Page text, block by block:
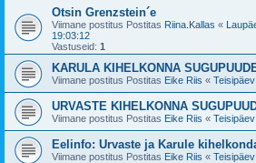
Otsin Grenzstein´e
Viimane postitus Postitas Riina.Kallas «
19:03:12
Vastuseid: 1
KARULA KIHELKONNA
Viimane postitus Postitas Eike Riis «
URVASTE KIHELKONNA
Viimane postitus Postitas Eike Riis «
Eelinfo: Urvaste ja Karule
Viimane postitus Postitas Eike Riis «